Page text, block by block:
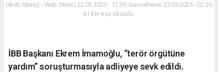
(Web Sitesi) - Web Sitesi | 22.03.2025 - 17:39, Güncelleme: 23.03.2025 - 02:26
6143+ kez okundu.
İBB Başkanı Ekrem İmamoğlu, “terör örgütüne
yardım” soruşturmasıyla adliyeye sevk edildi.